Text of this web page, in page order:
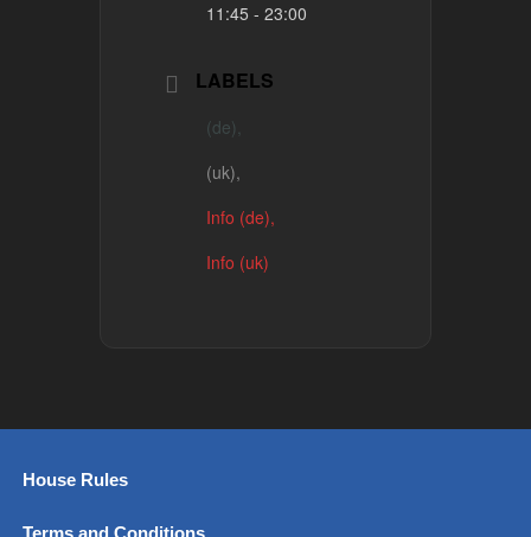
11:45 - 23:00
LABELS
(de),
(uk),
Info (de),
Info (uk)
House Rules
Terms and Conditions